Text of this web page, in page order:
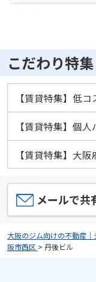
こだわり特集
【賃貸特集】低
【賃貸特集】個
【賃貸特集】大
メールで共
大阪のジム向けの不動産
阪市西区 > 丹後ビル